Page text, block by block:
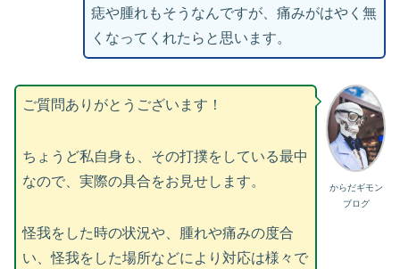
痣や腫れもそうなんですが、痛みがはやく無
くなってくれたらと思います。
からだギモン
ブログ
ご質問ありがとうございます！
ちょうど私自身も、その打撲をしている最中
なので、実際の具合をお見せします。
怪我をした時の状況や、腫れや痛みの度合
い、怪我をした場所などにより対応は様々で